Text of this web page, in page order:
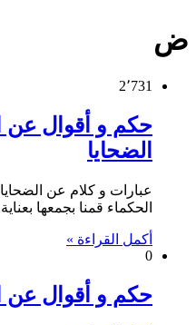
ض
2٬731
الضحايا
عبارات و كلام عن
الحكماء قمنا بجمعها
أكمل القراءة »
0
حكم و أقوال عن